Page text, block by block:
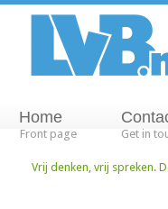
Home
Front page Get in
Vrij denken, vrij spreken.